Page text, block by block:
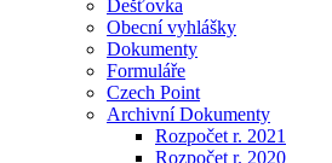
Dešťovka
Obecní vyhlášky
Dokumenty
Formuláře
Czech Point
Archivní Dokumenty
Rozpočet r. 2021
Rozpočet r. 2020